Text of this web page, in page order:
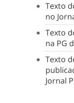
Texto
no
Texto
na PG
Texto
Jornal